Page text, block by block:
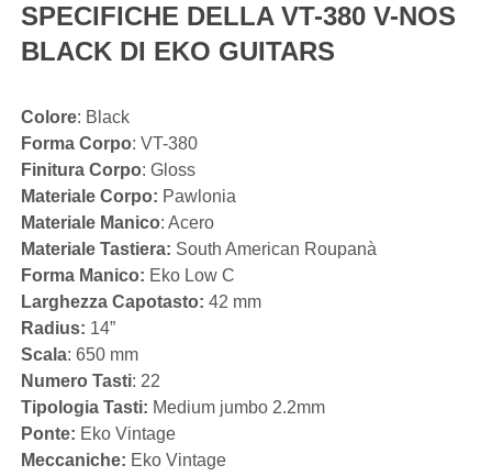
SPECIFICHE DELLA VT-380 V-NOS
BLACK DI EKO GUITARS
Colore: Black
Forma Corpo: VT-380
Finitura Corpo: Gloss
Materiale Corpo: Pawlonia
Materiale Manico: Acero
Materiale Tastiera: South American Roupanà
Forma Manico: Eko Low C
Larghezza Capotasto: 42 mm
Radius: 14”
Scala: 650 mm
Numero Tasti: 22
Tipologia Tasti: Medium jumbo 2.2mm
Ponte: Eko Vintage
Meccaniche: Eko Vintage